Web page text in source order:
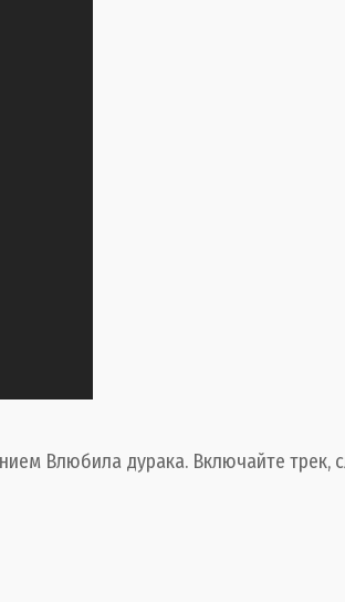
Влюбила дурака. Включайте трек,